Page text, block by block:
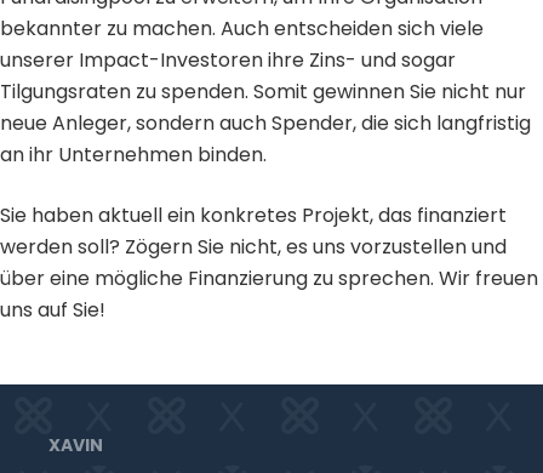
bekannter zu machen. Auch entscheiden sich viele
unserer Impact-Investoren ihre Zins- und sogar
Tilgungsraten zu spenden. Somit gewinnen Sie nicht nur
neue Anleger, sondern auch Spender, die sich langfristig
an ihr Unternehmen binden.
Sie haben aktuell ein konkretes Projekt, das finanziert
werden soll? Zögern Sie nicht, es uns vorzustellen und
über eine mögliche Finanzierung zu sprechen. Wir freuen
uns auf Sie!
XAVIN